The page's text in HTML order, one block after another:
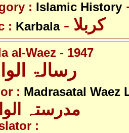
: Islamic History
: Karbala - کربلا
al-Waez - 1947
رسالۃ
: Madrasatal Waez
مدرستہ
: